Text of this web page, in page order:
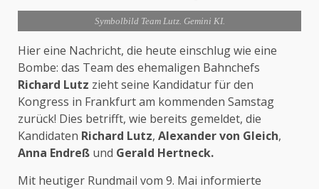
Symbolbild Team Lutz. Gemini KI.
Hier eine Nachricht, die heute einschlug wie eine
Bombe: das Team des ehemaligen Bahnchefs
Richard Lutz zieht seine Kandidatur für den
Kongress in Frankfurt am kommenden Samstag
zurück! Dies betrifft, wie bereits gemeldet, die
Kandidaten Richard Lutz, Alexander von Gleich,
Anna Endreß und Gerald Hertneck.
Mit heutiger Rundmail vom 9. Mai informierte